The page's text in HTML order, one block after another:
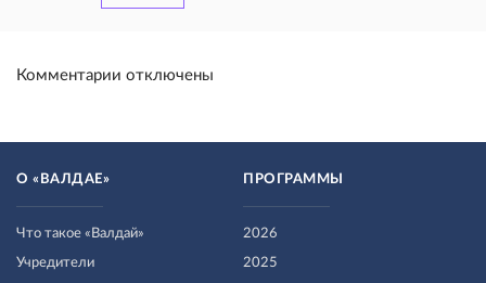
Комментарии отключены
О «ВАЛДАЕ»
Что такое «Валдай»
Учредители
ПРОГРАММЫ
2026
2025